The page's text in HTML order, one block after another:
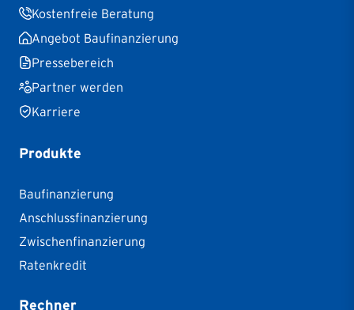
Kostenfreie Beratung
Angebot Baufinanzierung
Pressebereich
Partner werden
Karriere
Produkte
Baufinanzierung
Anschlussfinanzierung
Zwischenfinanzierung
Ratenkredit
Rechner